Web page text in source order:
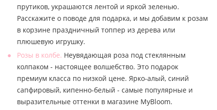
прутиков, украшаются лентой и яркой зеленью.
Расскажите о поводе для подарка, и мы добавим к розам
в корзине праздничный топпер из дерева или
плюшевую игрушку.
Розы в колбе. Неувядающая роза под стеклянным
колпаком - настоящее волшебство. Это подарок
премиум класса по низкой цене. Ярко-алый, синий
сапфировый, кипенно-белый - самые популярные и
выразительные оттенки в магазине MyBloom.